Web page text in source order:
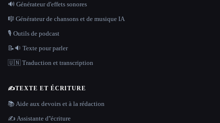
🔊 Générateur d'effets sonores
🎼 Générateur de chansons et de musique IA
🎙️ Outils de podcast
📝🔉 Texte pour parler
🇺🇳 Traduction et transcription
✍️TEXTE ET ÉCRITURE
📚 Aide aux devoirs et à la rédaction
✍️ Assistante d''écriture